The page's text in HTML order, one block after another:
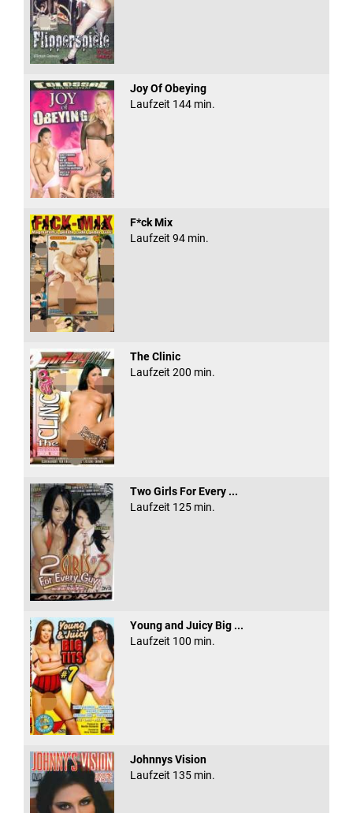
Joy Of Obeying
Laufzeit 144 min.
F*ck Mix
Laufzeit 94 min.
The Clinic
Laufzeit 200 min.
Two Girls For Every ...
Laufzeit 125 min.
Young and Juicy Big ...
Laufzeit 100 min.
Johnnys Vision
Laufzeit 135 min.